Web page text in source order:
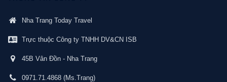
Nha Trang Today Travel
Trực thuộc Công ty TNHH DV&CN ISB
45B Vân Đồn - Nha Trang
0971.71.4868 (Ms.Trang)